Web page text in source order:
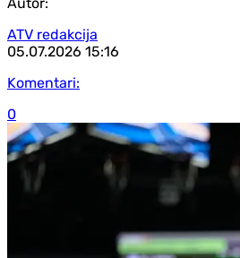
ATV redakcija
05.07.2026 15:16
Komentari:
0